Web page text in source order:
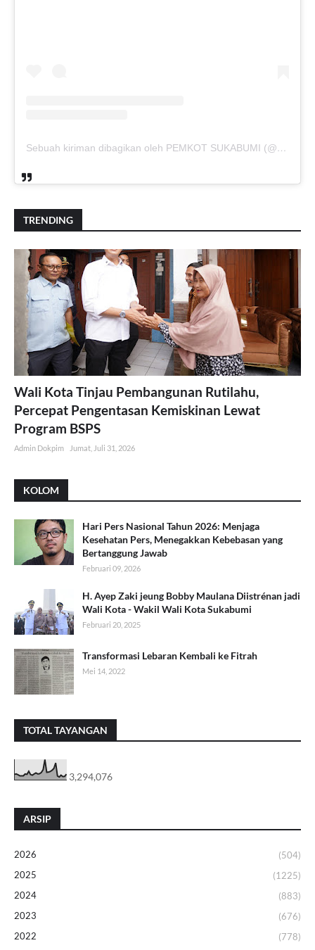
Sebuah kiriman dibagikan oleh PEMKOT SUKABUMI (@pemkotsukabumi_)
TRENDING
Wali Kota Tinjau Pembangunan Rutilahu,
Percepat Pengentasan Kemiskinan Lewat
Program BSPS
Admin Dokpim Jumat, Juli 31, 2026
KOLOM
Hari Pers Nasional Tahun 2026: Menjaga
Kesehatan Pers, Menegakkan Kebebasan yang
Bertanggung Jawab
Februari 09, 2026
H. Ayep Zaki jeung Bobby Maulana Diistrénan jadi
Wali Kota - Wakil Wali Kota Sukabumi
Februari 20, 2025
Transformasi Lebaran Kembali ke Fitrah
Mei 14, 2022
TOTAL TAYANGAN
3,294,076
ARSIP
2026
(504)
2025
(1225)
2024
(883)
2023
(676)
2022
(778)